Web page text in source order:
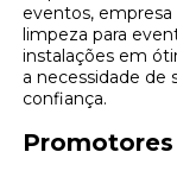
eventos, empresa
limpeza para
instalações em
a necessidade de
confiança.